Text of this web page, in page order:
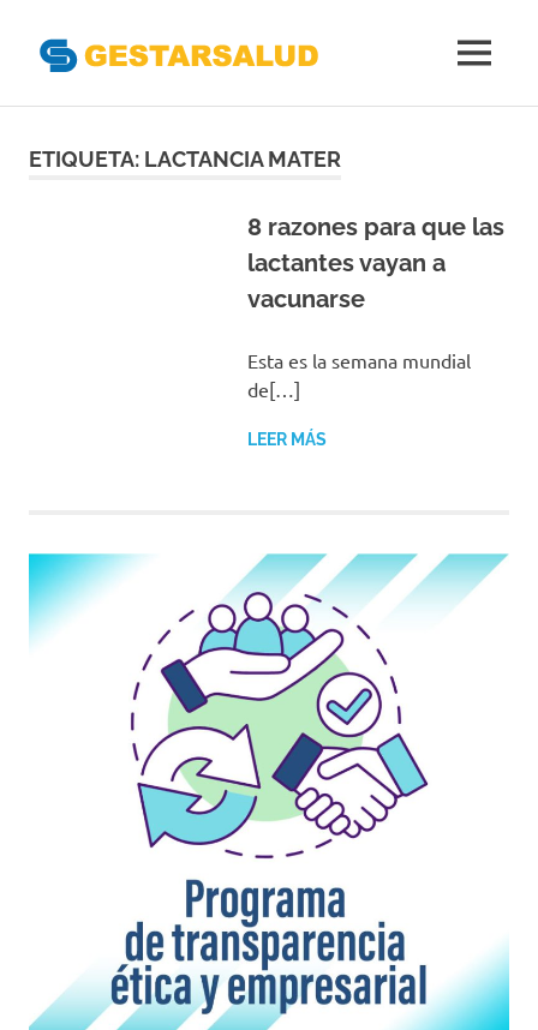
Gestoras
MENÚ
ETIQUETA: LACTANCIA MATER
8 razones para que las
lactantes vayan a
vacunarse
Esta es la semana mundial
de[…]
LEER MÁS